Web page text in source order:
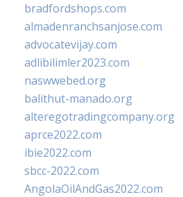
bradfordshops.com
almadenranchsanjose.com
advocatevijay.com
adlibilimler2023.com
naswwebed.org
balithut-manado.org
alteregotradingcompany.org
aprce2022.com
ibie2022.com
sbcc-2022.com
AngolaOilAndGas2022.com